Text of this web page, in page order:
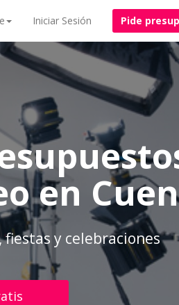
Iniciar Sesión Pide
en
y celebraciones